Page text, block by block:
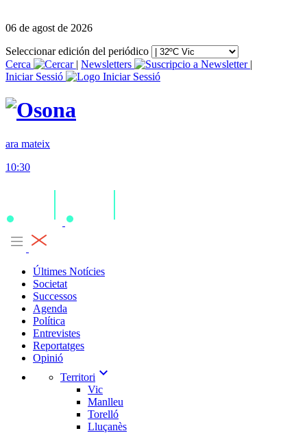
06 de agost de 2026
Seleccionar edición del periódico
Cerca
| Newsletters
|
Iniciar Sessió
ara mateix
10:30
Últimes Notícies
Societat
Successos
Agenda
Política
Entrevistes
Reportatges
Opinió
Territori expand_more
Vic
Manlleu
Torelló
Lluçanès